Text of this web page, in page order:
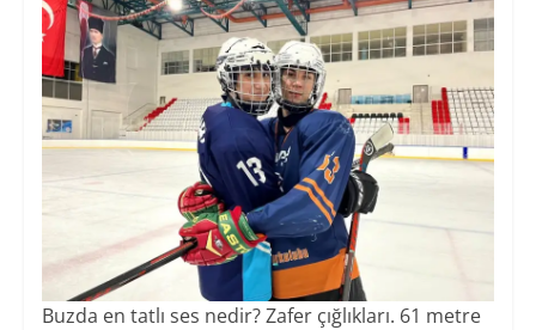
Buzda en tatlı ses nedir? Zafer çığlıkları. 61 metre